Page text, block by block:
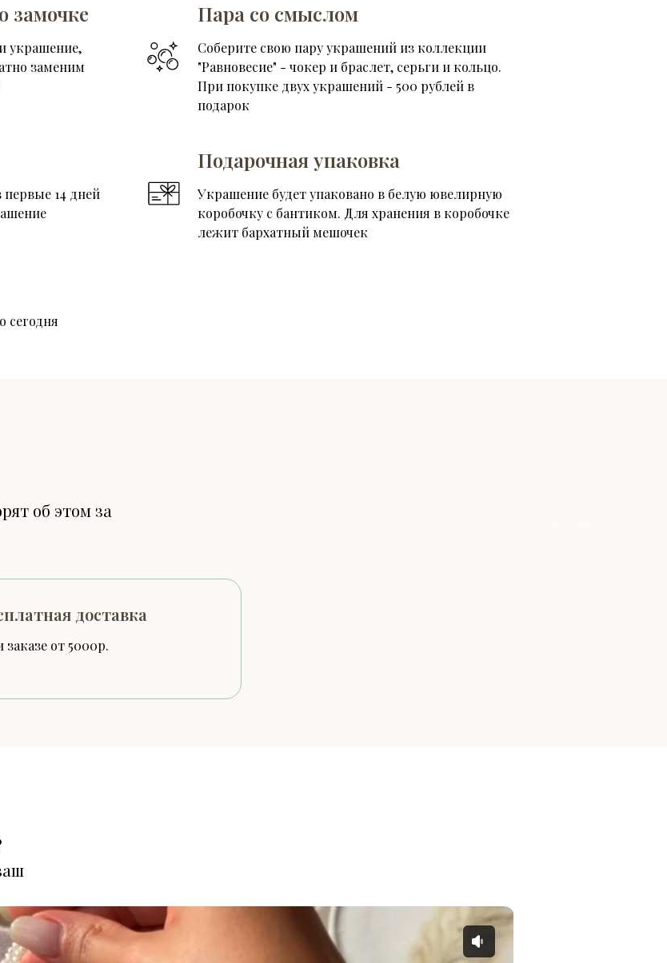
замочке
украшение,
заменим
Пара со смыслом
Соберите свою пару украшений из коллекции
"Равновесие" - чокер и браслет, серьги и кольцо.
При покупке двух украшений - 500 рублей в
подарок
первые 14 дней
Подарочная упаковка
Украшение будет упаковано в белую ювелирную
коробочку с бантиком. Для хранения в коробочке
лежит бархатный мешочек
сегодня
об этом за
доставка
заказе от 5000р.